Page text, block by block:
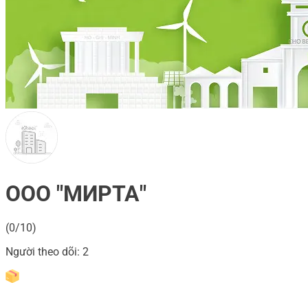
ООО "МИРТА"
(0/10)
Người theo dõi: 2